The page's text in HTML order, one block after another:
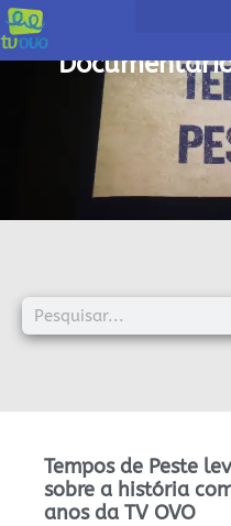
Tempos de Peste
sobre a história
anos da TV OVO